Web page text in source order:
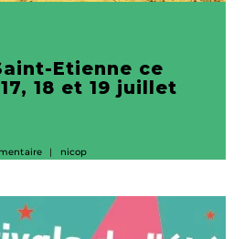
Etienne ce
18 et 19 juillet
nicop